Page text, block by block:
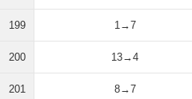
199 1→7
200 13→4
201 8→7